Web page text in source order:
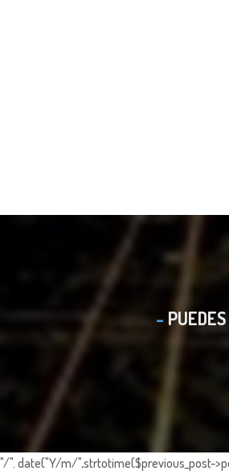
". date("Y/m/",strtotime($previous_post-